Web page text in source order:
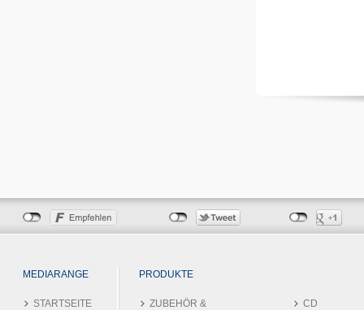
MEDIARANGE PRODUKTE
STARTSEITE
ZUBEHÖR &
CD